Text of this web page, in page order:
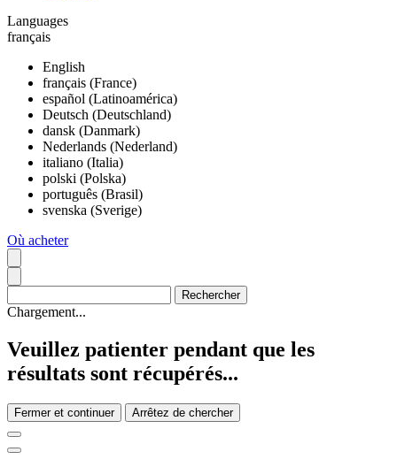
Languages
français
English
français (France)
español (Latinoamérica)
Deutsch (Deutschland)
dansk (Danmark)
Nederlands (Nederland)
italiano (Italia)
polski (Polska)
português (Brasil)
svenska (Sverige)
Où acheter
Chargement...
Veuillez patienter pendant que les
résultats sont récupérés...
Fermer et continuer Arrêtez de chercher